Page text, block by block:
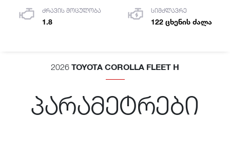
ძრავის მოცულობა
1.8
სიმძლავრე
122 ცხენის ძალა
2026 TOYOTA COROLLA FLEET H
პარამეტრები